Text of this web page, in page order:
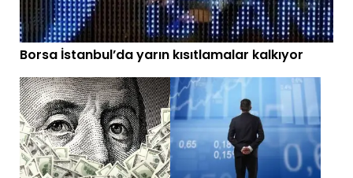
Borsa İstanbul’da yarın kısıtlamalar kalkıyor